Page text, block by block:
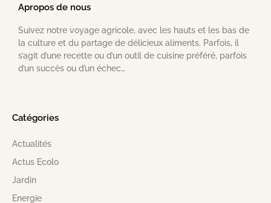
Apropos de nous
Suivez notre voyage agricole, avec les hauts et les bas de
la culture et du partage de délicieux aliments. Parfois, il
s’agit d’une recette ou d’un outil de cuisine préféré, parfois
d’un succès ou d’un échec…
Catégories
Actualités
Actus Ecolo
Jardin
Energie